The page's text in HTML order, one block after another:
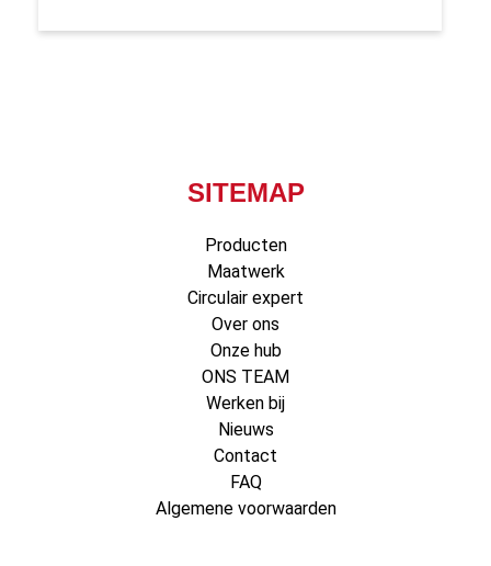
SITEMAP
Producten
Maatwerk
Circulair expert
Over ons
Onze hub
ONS TEAM
Werken bij
Nieuws
Contact
FAQ
Algemene voorwaarden